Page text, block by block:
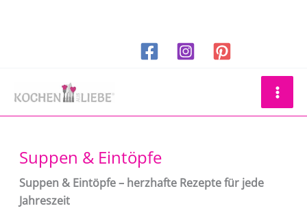
Suppen & Eintöpfe
Suppen & Eintöpfe – herzhafte Rezepte für jede
Jahreszeit